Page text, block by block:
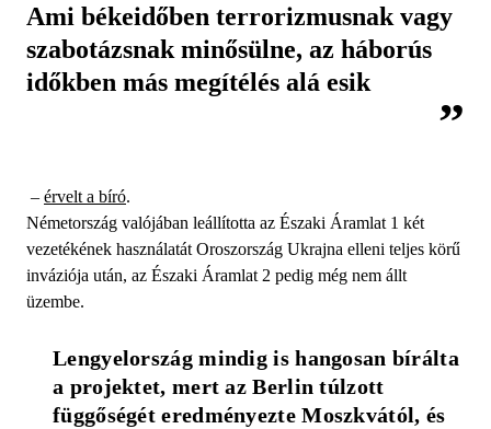
Ami békeidőben terrorizmusnak vagy
szabotázsnak minősülne, az háborús
időkben más megítélés alá esik
– érvelt a bíró.
Németország valójában leállította az Északi Áramlat 1 két
vezetékének használatát Oroszország Ukrajna elleni teljes körű
inváziója után, az Északi Áramlat 2 pedig még nem állt
üzembe.
Lengyelország mindig is hangosan bírálta
a projektet, mert az Berlin túlzott
függőségét eredményezte Moszkvától, és